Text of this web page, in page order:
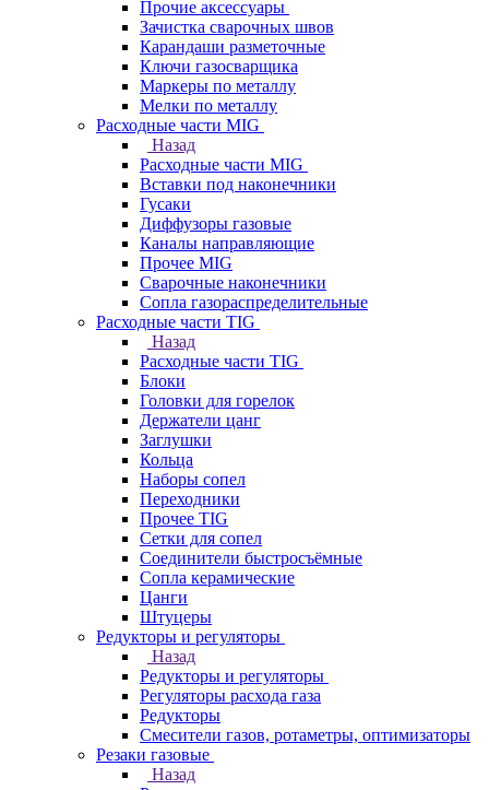
Прочие аксессуары
Зачистка сварочных швов
Карандаши разметочные
Ключи газосварщика
Маркеры по металлу
Мелки по металлу
Расходные части MIG
Назад
Расходные части MIG
Вставки под наконечники
Гусаки
Диффузоры газовые
Каналы направляющие
Прочее MIG
Сварочные наконечники
Сопла газораспределительные
Расходные части TIG
Назад
Расходные части TIG
Блоки
Головки для горелок
Держатели цанг
Заглушки
Кольца
Наборы сопел
Переходники
Прочее TIG
Сетки для сопел
Соединители быстросъёмные
Сопла керамические
Цанги
Штуцеры
Редукторы и регуляторы
Назад
Редукторы и регуляторы
Регуляторы расхода газа
Редукторы
Смесители газов, ротаметры, оптимизаторы
Резаки газовые
Назад